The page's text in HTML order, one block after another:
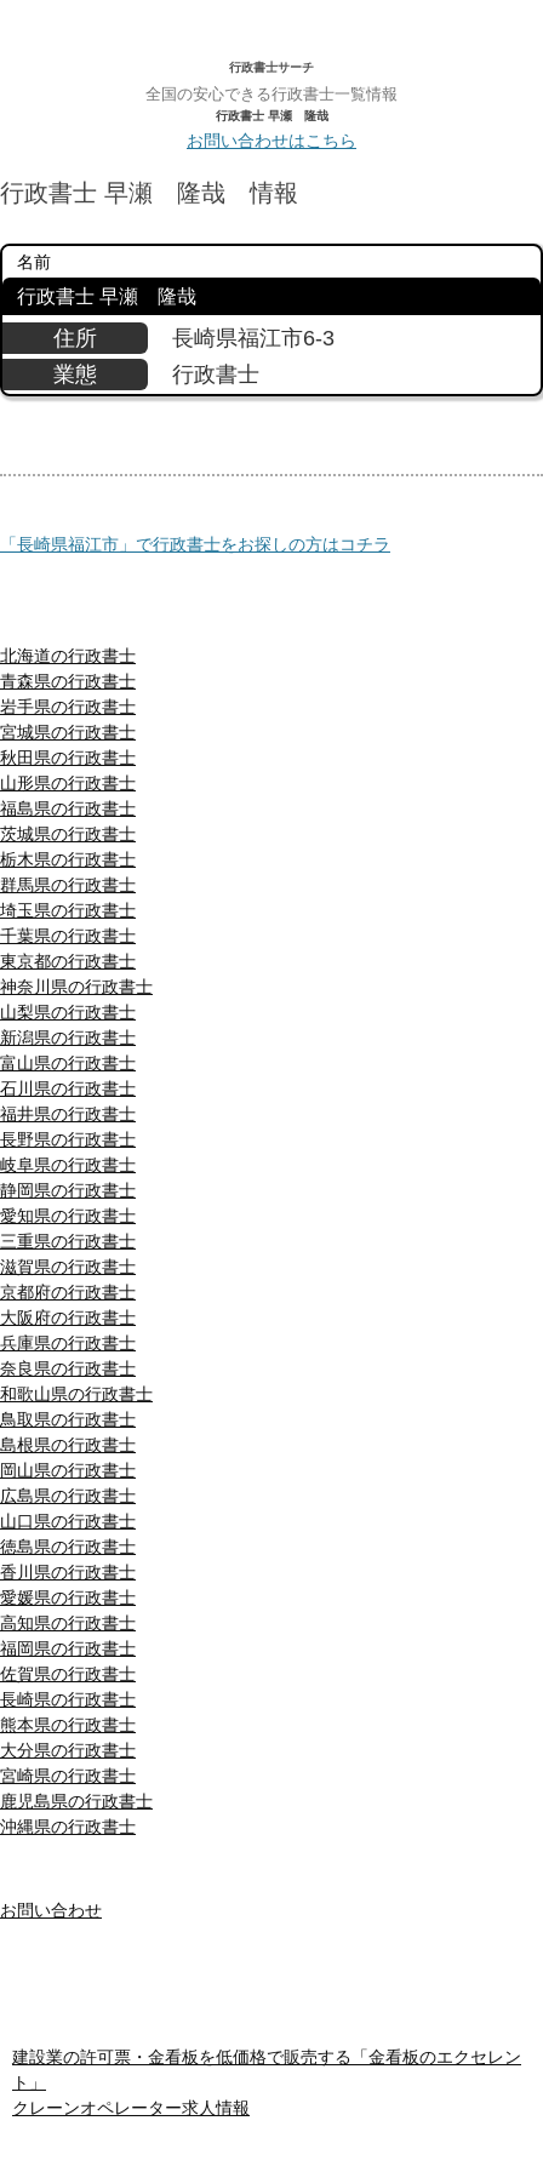
行政書士サーチ
全国の安心できる行政書士一覧情報
行政書士 早瀬 隆哉
お問い合わせはこちら
行政書士 早瀬 隆哉 情報
名前
行政書士 早瀬 隆哉
住所
長崎県福江市6-3
業態
行政書士
「長崎県福江市」で行政書士をお探しの方はコチラ
北海道の行政書士
青森県の行政書士
岩手県の行政書士
宮城県の行政書士
秋田県の行政書士
山形県の行政書士
福島県の行政書士
茨城県の行政書士
栃木県の行政書士
群馬県の行政書士
埼玉県の行政書士
千葉県の行政書士
東京都の行政書士
神奈川県の行政書士
山梨県の行政書士
新潟県の行政書士
富山県の行政書士
石川県の行政書士
福井県の行政書士
長野県の行政書士
岐阜県の行政書士
静岡県の行政書士
愛知県の行政書士
三重県の行政書士
滋賀県の行政書士
京都府の行政書士
大阪府の行政書士
兵庫県の行政書士
奈良県の行政書士
和歌山県の行政書士
鳥取県の行政書士
島根県の行政書士
岡山県の行政書士
広島県の行政書士
山口県の行政書士
徳島県の行政書士
香川県の行政書士
愛媛県の行政書士
高知県の行政書士
福岡県の行政書士
佐賀県の行政書士
長崎県の行政書士
熊本県の行政書士
大分県の行政書士
宮崎県の行政書士
鹿児島県の行政書士
沖縄県の行政書士
お問い合わせ
建設業の許可票・金看板を低価格で販売する「金看板のエクセレン
ト」
クレーンオペレーター求人情報